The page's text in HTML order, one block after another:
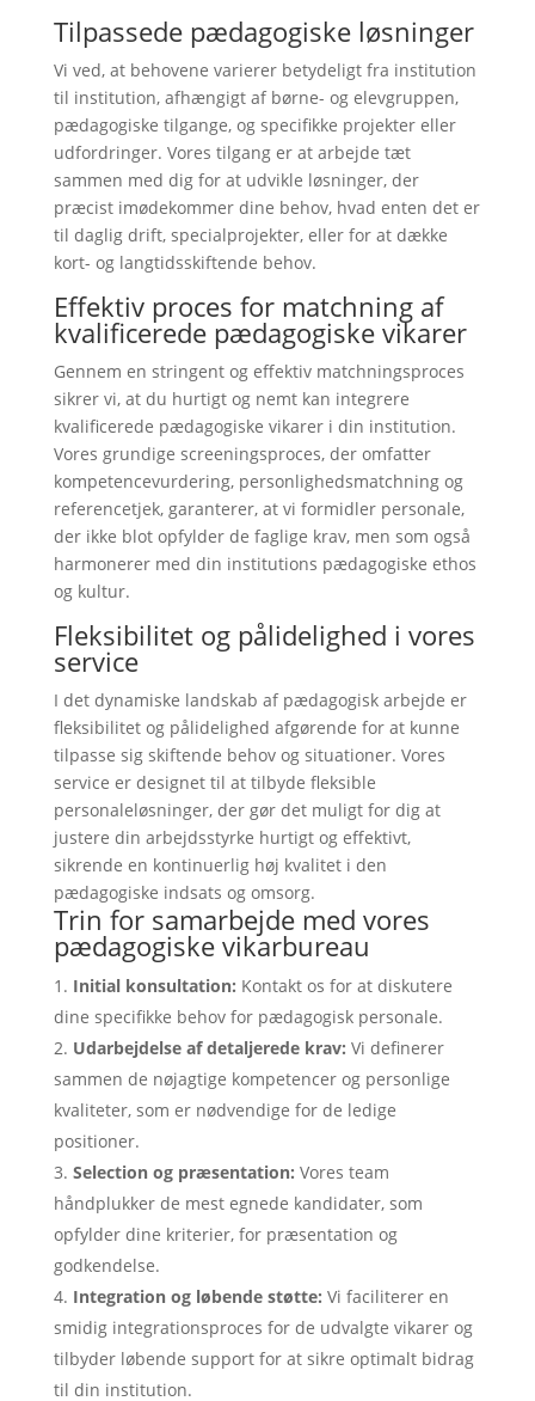
Tilpassede pædagogiske løsninger
Vi ved, at behovene varierer betydeligt fra institution
til institution, afhængigt af børne- og elevgruppen,
pædagogiske tilgange, og specifikke projekter eller
udfordringer. Vores tilgang er at arbejde tæt
sammen med dig for at udvikle løsninger, der
præcist imødekommer dine behov, hvad enten det er
til daglig drift, specialprojekter, eller for at dække
kort- og langtidsskiftende behov.
Effektiv proces for matchning af
kvalificerede pædagogiske vikarer
Gennem en stringent og effektiv matchningsproces
sikrer vi, at du hurtigt og nemt kan integrere
kvalificerede pædagogiske vikarer i din institution.
Vores grundige screeningsproces, der omfatter
kompetencevurdering, personlighedsmatchning og
referencetjek, garanterer, at vi formidler personale,
der ikke blot opfylder de faglige krav, men som også
harmonerer med din institutions pædagogiske ethos
og kultur.
Fleksibilitet og pålidelighed i vores
service
I det dynamiske landskab af pædagogisk arbejde er
fleksibilitet og pålidelighed afgørende for at kunne
tilpasse sig skiftende behov og situationer. Vores
service er designet til at tilbyde fleksible
personaleløsninger, der gør det muligt for dig at
justere din arbejdsstyrke hurtigt og effektivt,
sikrende en kontinuerlig høj kvalitet i den
pædagogiske indsats og omsorg.
Trin for samarbejde med vores
pædagogiske vikarbureau
Initial konsultation: Kontakt os for at diskutere
dine specifikke behov for pædagogisk personale.
Udarbejdelse af detaljerede krav: Vi definerer
sammen de nøjagtige kompetencer og personlige
kvaliteter, som er nødvendige for de ledige
positioner.
Selection og præsentation: Vores team
håndplukker de mest egnede kandidater, som
opfylder dine kriterier, for præsentation og
godkendelse.
Integration og løbende støtte: Vi faciliterer en
smidig integrationsproces for de udvalgte vikarer og
tilbyder løbende support for at sikre optimalt bidrag
til din institution.